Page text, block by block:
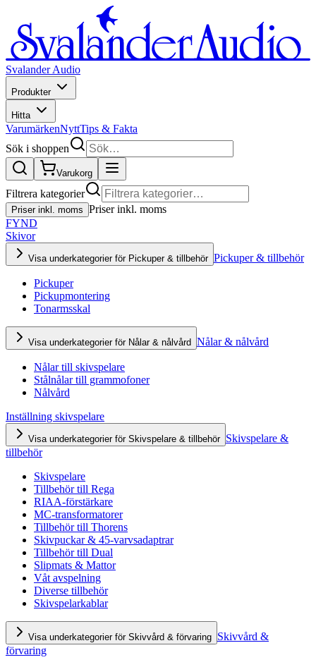
Svalander Audio
Produkter
Hitta
VarumärkenNyttTips & Fakta
Sök i shoppen
Varukorg
Filtrera kategorier
Priser inkl. moms Priser inkl. moms
FYND
Skivor
Visa underkategorier för Pickuper & tillbehör Pickuper & tillbehör
Pickuper
Pickupmontering
Tonarmsskal
Visa underkategorier för Nålar & nålvård Nålar & nålvård
Nålar till skivspelare
Stålnålar till grammofoner
Nålvård
Inställning skivspelare
Visa underkategorier för Skivspelare & tillbehör Skivspelare &
tillbehör
Skivspelare
Tillbehör till Rega
RIAA-förstärkare
MC-transformatorer
Tillbehör till Thorens
Skivpuckar & 45-varvsadaptrar
Tillbehör till Dual
Slipmats & Mattor
Våt avspelning
Diverse tillbehör
Skivspelarkablar
Visa underkategorier för Skivvård & förvaring Skivvård &
förvaring